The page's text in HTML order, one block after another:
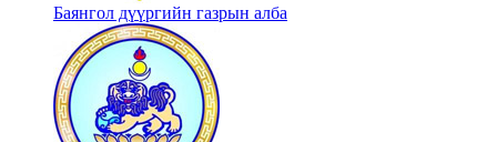
Баянгол дүүргийн газрын алба